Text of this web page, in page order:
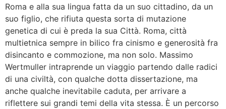
Roma e alla sua lingua fatta da un suo cittadino, da un
suo figlio, che rifiuta questa sorta di mutazione
genetica di cui è preda la sua Città. Roma, città
multietnica sempre in bilico fra cinismo e generosità fra
disincanto e commozione, ma non solo. Massimo
Wertmuller intraprende un viaggio partendo dalle radici
di una civiltà, con qualche dotta dissertazione, ma
anche qualche inevitabile caduta, per arrivare a
riflettere sui grandi temi della vita stessa. È un percorso